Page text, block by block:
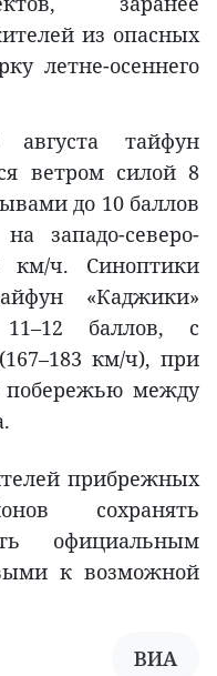
из опасных
летне-осеннего
тайфун
ветром силой 8
до 10 баллов
западо-северо-
км/ч. Синоптики
«Каджики»
баллов, с
км/ч), при
побережью между
прибрежных
сохранять
официальным
к возможной
ВИА